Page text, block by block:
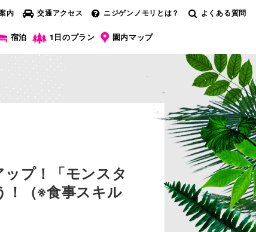
内 交通アクセス ニジゲンノモリとは？ よくある質問
宿泊 1日のプラン 園内マップ
ップ！「モンスタ
！（※食事スキル